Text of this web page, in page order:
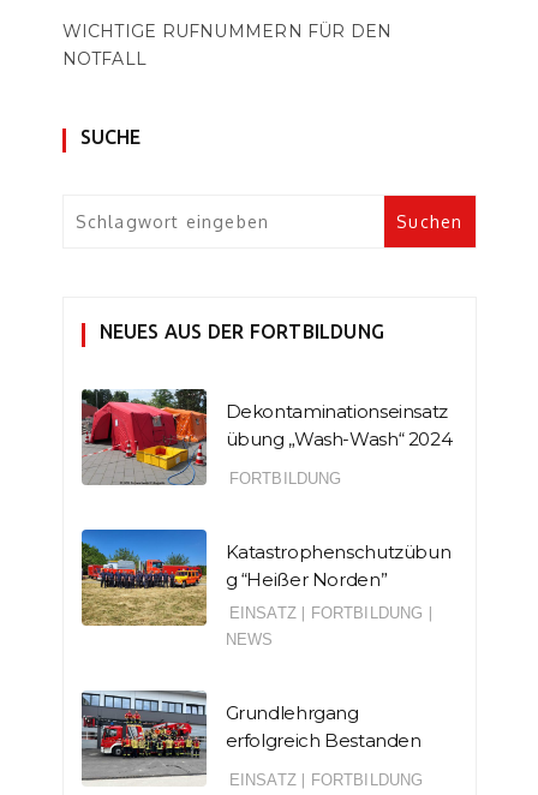
WICHTIGE RUFNUMMERN FÜR DEN
NOTFALL
SUCHE
NEUES AUS DER FORTBILDUNG
Dekontaminationseinsatz
übung „Wash-Wash“ 2024
FORTBILDUNG
Katastrophenschutzübun
g “Heißer Norden”
EINSATZ FORTBILDUNG
NEWS
Grundlehrgang
erfolgreich Bestanden
EINSATZ FORTBILDUNG